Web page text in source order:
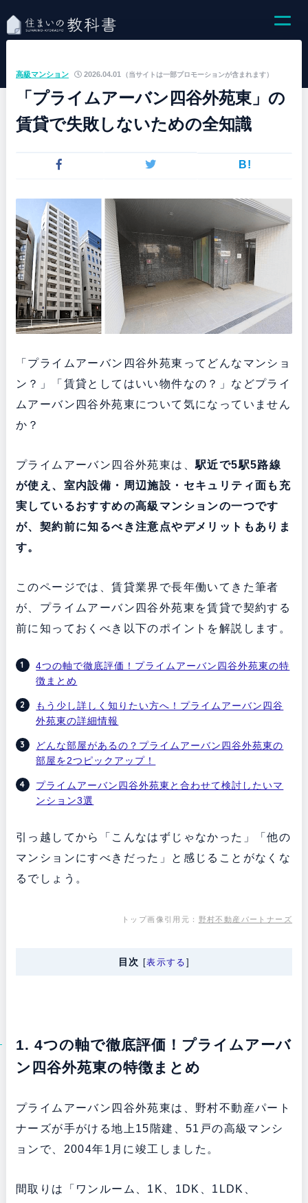
（当サイトは一部プロモーションが含まれます）
高級マンション 2026.04.01
「プライムアーバン四谷外苑東」の
賃貸で失敗しないための全知識
B!
「プライムアーバン四谷外苑東ってどんなマンショ
ン？」「賃貸としてはいい物件なの？」などプライ
ムアーバン四谷外苑東について気になっていません
か？
プライムアーバン四谷外苑東は、駅近で5駅5路線
が使え、室内設備・周辺施設・セキュリティ面も充
実しているおすすめの高級マンションの一つです
が、契約前に知るべき注意点やデメリットもありま
す。
このページでは、賃貸業界で長年働いてきた筆者
が、プライムアーバン四谷外苑東を賃貸で契約する
前に知っておくべき以下のポイントを解説します。
4つの軸で徹底評価！プライムアーバン四谷外苑東の特
徴まとめ
もう少し詳しく知りたい方へ！プライムアーバン四谷
外苑東の詳細情報
どんな部屋があるの？プライムアーバン四谷外苑東の
部屋を2つピックアップ！
プライムアーバン四谷外苑東と合わせて検討したいマ
ンション3選
引っ越してから「こんなはずじゃなかった」「他の
マンションにすべきだった」と感じることがなくな
るでしょう。
トップ画像引用元： 野村不動産パートナーズ
目次 [表示する
1. 4つの軸で徹底評価！プライムアーバ
ン四谷外苑東の特徴まとめ
プライムアーバン四谷外苑東は、野村不動産パート
ナーズが手がける地上15階建、51戸の高級マンシ
ョンで、2004年1月に竣工しました。
間取りは「ワンルーム、1K、1DK、1LDK、